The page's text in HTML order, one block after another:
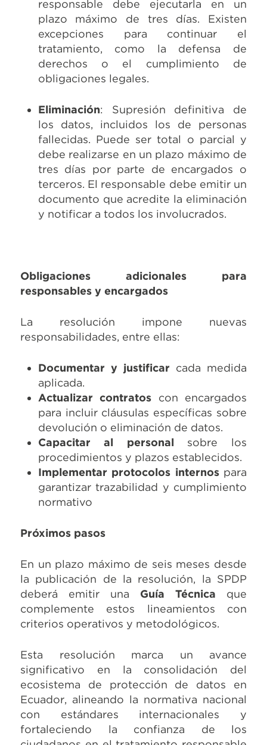
responsable debe ejecutarla en un
plazo máximo de tres días. Existen
excepciones para continuar el
tratamiento, como la defensa de
derechos o el cumplimiento de
obligaciones legales.
Eliminación: Supresión definitiva de
los datos, incluidos los de personas
fallecidas. Puede ser total o parcial y
debe realizarse en un plazo máximo de
tres días por parte de encargados o
terceros. El responsable debe emitir un
documento que acredite la eliminación
y notificar a todos los involucrados.
Obligaciones adicionales para
responsables y encargados
La resolución impone nuevas
responsabilidades, entre ellas:
Documentar y justificar cada medida
aplicada.
Actualizar contratos con encargados
para incluir cláusulas específicas sobre
devolución o eliminación de datos.
Capacitar al personal sobre los
procedimientos y plazos establecidos.
Implementar protocolos internospara
garantizar trazabilidad y cumplimiento
normativo
Próximos pasos
En un plazo máximo de seis meses desde
la publicación de la resolución, la SPDP
deberá emitir una Guía Técnica que
complemente estos lineamientos con
criterios operativos y metodológicos.
Esta resolución marca un avance
significativo en la consolidación del
ecosistema de protección de datos en
Ecuador, alineando la normativa nacional
con estándares internacionales y
fortaleciendo la confianza de los